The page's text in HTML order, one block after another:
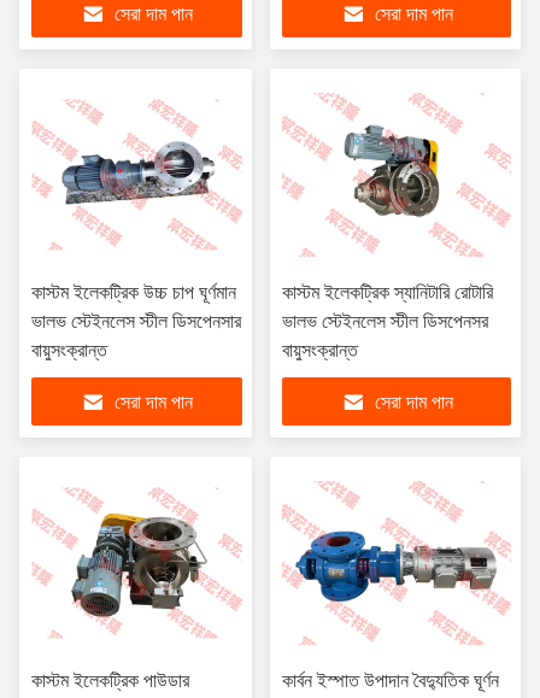
সেরা দাম পান সেরা দাম পান
কাস্টম ইলেকট্রিক উচ্চ চাপ ঘূর্ণমান
ভালভ স্টেইনলেস স্টীল ডিসপেনসার
বায়ুসংক্রান্ত
সেরা দাম পান
কাস্টম ইলেকট্রিক স্যানিটারি রোটারি
ভালভ স্টেইনলেস স্টীল ডিসপেনসর
বায়ুসংক্রান্ত
সেরা দাম পান
কাস্টম ইলেকট্রিক পাউডার
কার্বন ইস্পাত উপাদান বৈদ্যুতিক ঘূর্ণন